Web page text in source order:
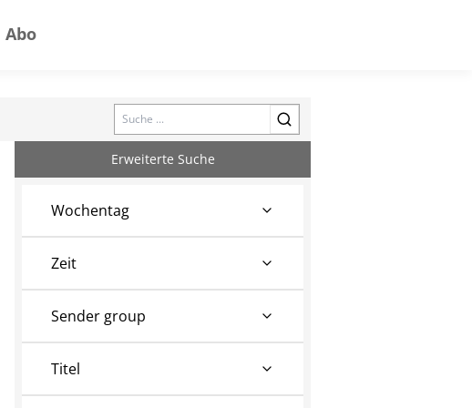
Abo
Search
Erweiterte Suche
Wochentag
Zeit
Sender group
Titel